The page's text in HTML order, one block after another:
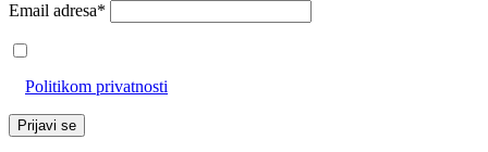
Email adresa*
Politikom privatnosti